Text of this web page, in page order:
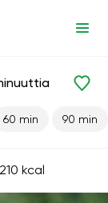
60 min 90 min
210 kcal